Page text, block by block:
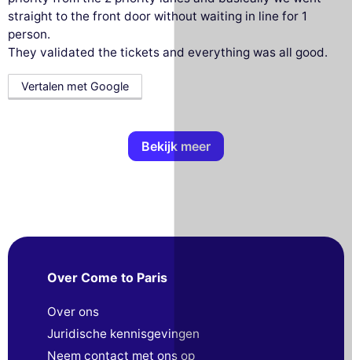
straight to the front door without waiting in line for 1
person.
They validated the tickets and everything was all good.
Vertalen met Google
Bekijk meer
Over Come to Paris
Over ons
Juridische kennisgevingen
Neem contact met ons op